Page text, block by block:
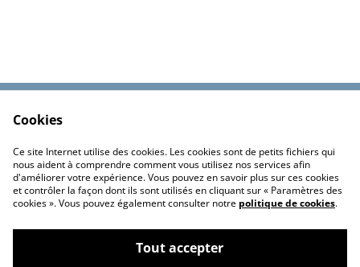
Politique de
confidentialité
Politique de cookies
Cookies
Ce site Internet utilise des cookies. Les cookies sont de petits fichiers qui
nous aident à comprendre comment vous utilisez nos services afin
d'améliorer votre expérience. Vous pouvez en savoir plus sur ces cookies
et contrôler la façon dont ils sont utilisés en cliquant sur « Paramètres des
cookies ». Vous pouvez également consulter notre politique de cookies.
Tout accepter